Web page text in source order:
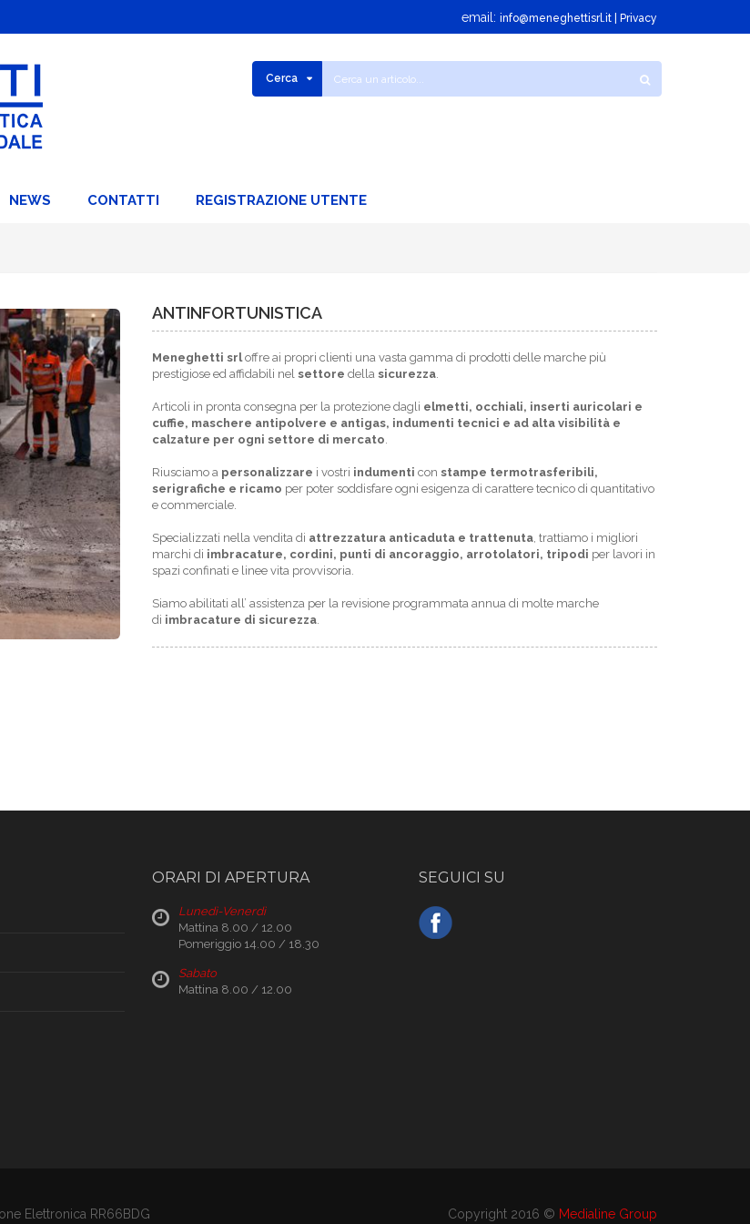
email: info@meneghettisrl.it | Privacy
Cerca
NEWS CONTATTI REGISTRAZIONE UTENTE
ANTINFORTUNISTICA
Meneghetti srloffre ai propri clienti una vasta gamma di prodotti delle marche più
prestigiose ed affidabili nel settore della sicurezza.
Articoli in pronta consegna per la protezione dagli elmetti, occhiali, inserti auricolari e
cuffie, maschere antipolvere e antigas, indumenti tecnici e ad alta visibilità e
calzature per ogni settore di mercato.
Riusciamo a personalizzare i vostri indumenti con stampe termotrasferibili,
serigrafiche e ricamo per poter soddisfare ogni esigenza di carattere tecnico di quantitativo
e commerciale.
Specializzati nella vendita di attrezzatura anticaduta e trattenuta, trattiamo i migliori
marchi di imbracature, cordini, punti di ancoraggio, arrotolatori, tripodi per lavori in
spazi confinati e linee vita provvisoria.
Siamo abilitati all’ assistenza per la revisione programmata annua di molte marche
di imbracature di sicurezza.
ORARI DI APERTURA
Lunedì-Venerdì
Mattina 8.00 / 12.00
Pomeriggio 14.00 / 18.30
Sabato
Mattina 8.00 / 12.00
SEGUICI SU
Elettronica RR66BDG Copyright 2016 © Medialine Group